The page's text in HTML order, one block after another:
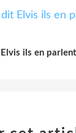
ils en